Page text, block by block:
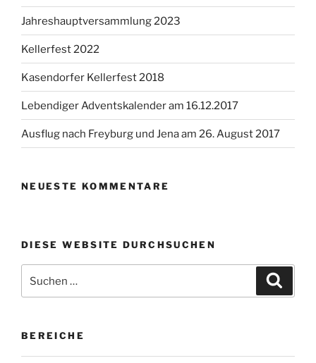
Jahreshauptversammlung 2023
Kellerfest 2022
Kasendorfer Kellerfest 2018
Lebendiger Adventskalender am 16.12.2017
Ausflug nach Freyburg und Jena am 26. August 2017
NEUESTE KOMMENTARE
DIESE WEBSITE DURCHSUCHEN
nach:
BEREICHE